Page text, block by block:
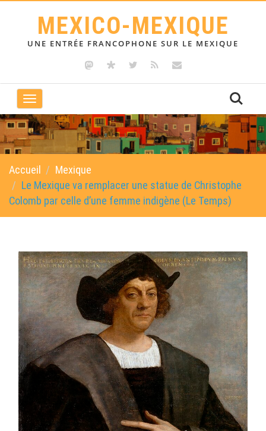
MEXICO-MEXIQUE
UNE ENTRÉE FRANCOPHONE SUR LE MEXIQUE
Toggle
navigation
Accueil
Mexique
Le Mexique va remplacer une statue de Christophe
Colomb par celle d’une femme indigène (Le Temps)